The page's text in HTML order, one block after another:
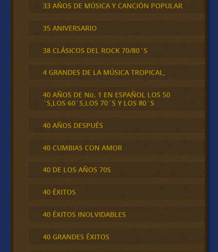
33 AÑOS DE MÚSICA Y CANCIÓN POPULAR
35 ANIVERSARIO
38 CLÁSICOS DEL ROCK 70/80´S
4 GRANDES DE LA MÚSICA TROPICAL,
40 AÑOS DE No. 1 EN ESPAÑOL LOS 50
´S,LOS 60´S,LOS 70´S Y LOS 80´S
40 AÑOS DESPUÉS
40 CUMBIAS CON AMOR
40 DE LOS AÑOS 70S
40 ÉXITOS
40 ÉXITOS INOLVIDABLES
40 GRANDES ÉXITOS